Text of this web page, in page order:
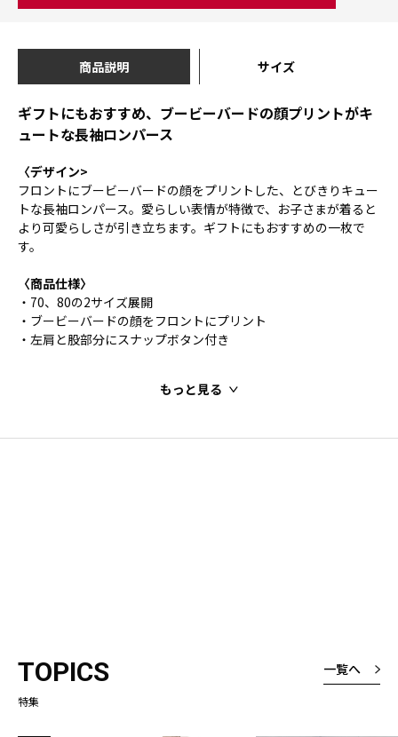
商品説明 サイズ
ギフトにもおすすめ、ブービーバードの顔プリントがキ
ュートな長袖ロンパース
〈デザイン>
フロントにブービーバードの顔をプリントした、とびきりキュー
トな長袖ロンパース。愛らしい表情が特徴で、お子さまが着ると
より可愛らしさが引き立ちます。ギフトにもおすすめの一枚で
す。
〈商品仕様〉
・70、80の2サイズ展開
・ブービーバードの顔をフロントにプリント
・左肩と股部分にスナップボタン付き
もっと見る
TOPICS
特集
一覧へ